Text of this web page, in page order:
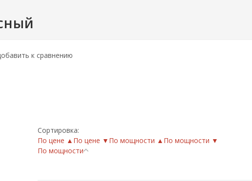
к сравнению
Сортировка:
По цене ▲ По цене ▼ По мощности ▲ По мощности ▼
По мощности